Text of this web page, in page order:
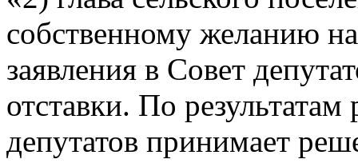
собственному желанию
заявления в Совет
отставки. По
депутатов принимает